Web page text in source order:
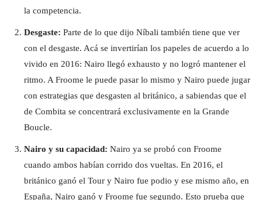
la competencia.
Desgaste: Parte de lo que dijo Níbali también tiene que ver
con el desgaste. Acá se invertirían los papeles de acuerdo a lo
vivido en 2016: Nairo llegó exhausto y no logró mantener el
ritmo. A Froome le puede pasar lo mismo y Nairo puede jugar
con estrategias que desgasten al británico, a sabiendas que el
de Combita se concentrará exclusivamente en la Grande
Boucle.
Nairo y su capacidad: Nairo ya se probó con Froome
cuando ambos habían corrido dos vueltas. En 2016, el
británico ganó el Tour y Nairo fue podio y ese mismo año, en
España, Nairo ganó y Froome fue segundo. Esto prueba que